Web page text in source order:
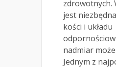
zdrowotnych.
jest
kości i układu
nadmiar
Jednym z